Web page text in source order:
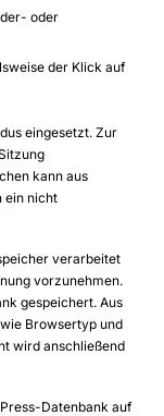
oder
der Klick auf
eingesetzt. Zur
kann aus
ein nicht
verarbeitet
vorzunehmen.
gespeichert. Aus
Browsertyp und
wird anschließend
Datenbank auf